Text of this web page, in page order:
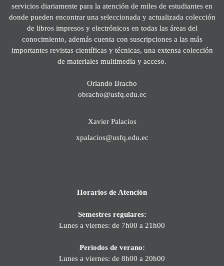
servicios diariamente para la atención de miles de estudiantes en
donde pueden encontrar una seleccionada y actualizada colección
de libros impresos y electrónicos en todas las áreas del
conocimiento, además cuenta con suscripciones a las más
importantes revistas científicas y técnicas, una extensa colección
de materiales multimedia y acceso.
Orlando Bracho
obracho@usfq.edu.ec
Xavier Palacios
xpalacios@usfq.edu.ec
Horarios de Atención
Semestres regulares:
Lunes a viernes: de 7h00 a 21h00
Períodos de verano:
Lunes a viernes: de 8h00 a 20h00